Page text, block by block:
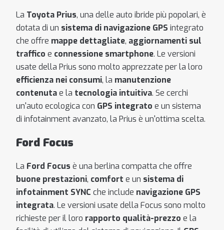
La Toyota Prius, una delle auto ibride più popolari, è
dotata di un sistema di navigazione GPS integrato
che offre mappe dettagliate, aggiornamenti sul
traffico e connessione smartphone. Le versioni
usate della Prius sono molto apprezzate per la loro
efficienza nei consumi, la manutenzione
contenutae la tecnologia intuitiva. Se cerchi
un'auto ecologica con GPS integrato e un sistema
di infotainment avanzato, la Prius è un'ottima scelta.
Ford Focus
La Ford Focus è una berlina compatta che offre
buone prestazioni, comfort e un sistema di
infotainment SYNC che include navigazione GPS
integrata. Le versioni usate della Focus sono molto
richieste per il loro rapporto qualità-prezzo e la